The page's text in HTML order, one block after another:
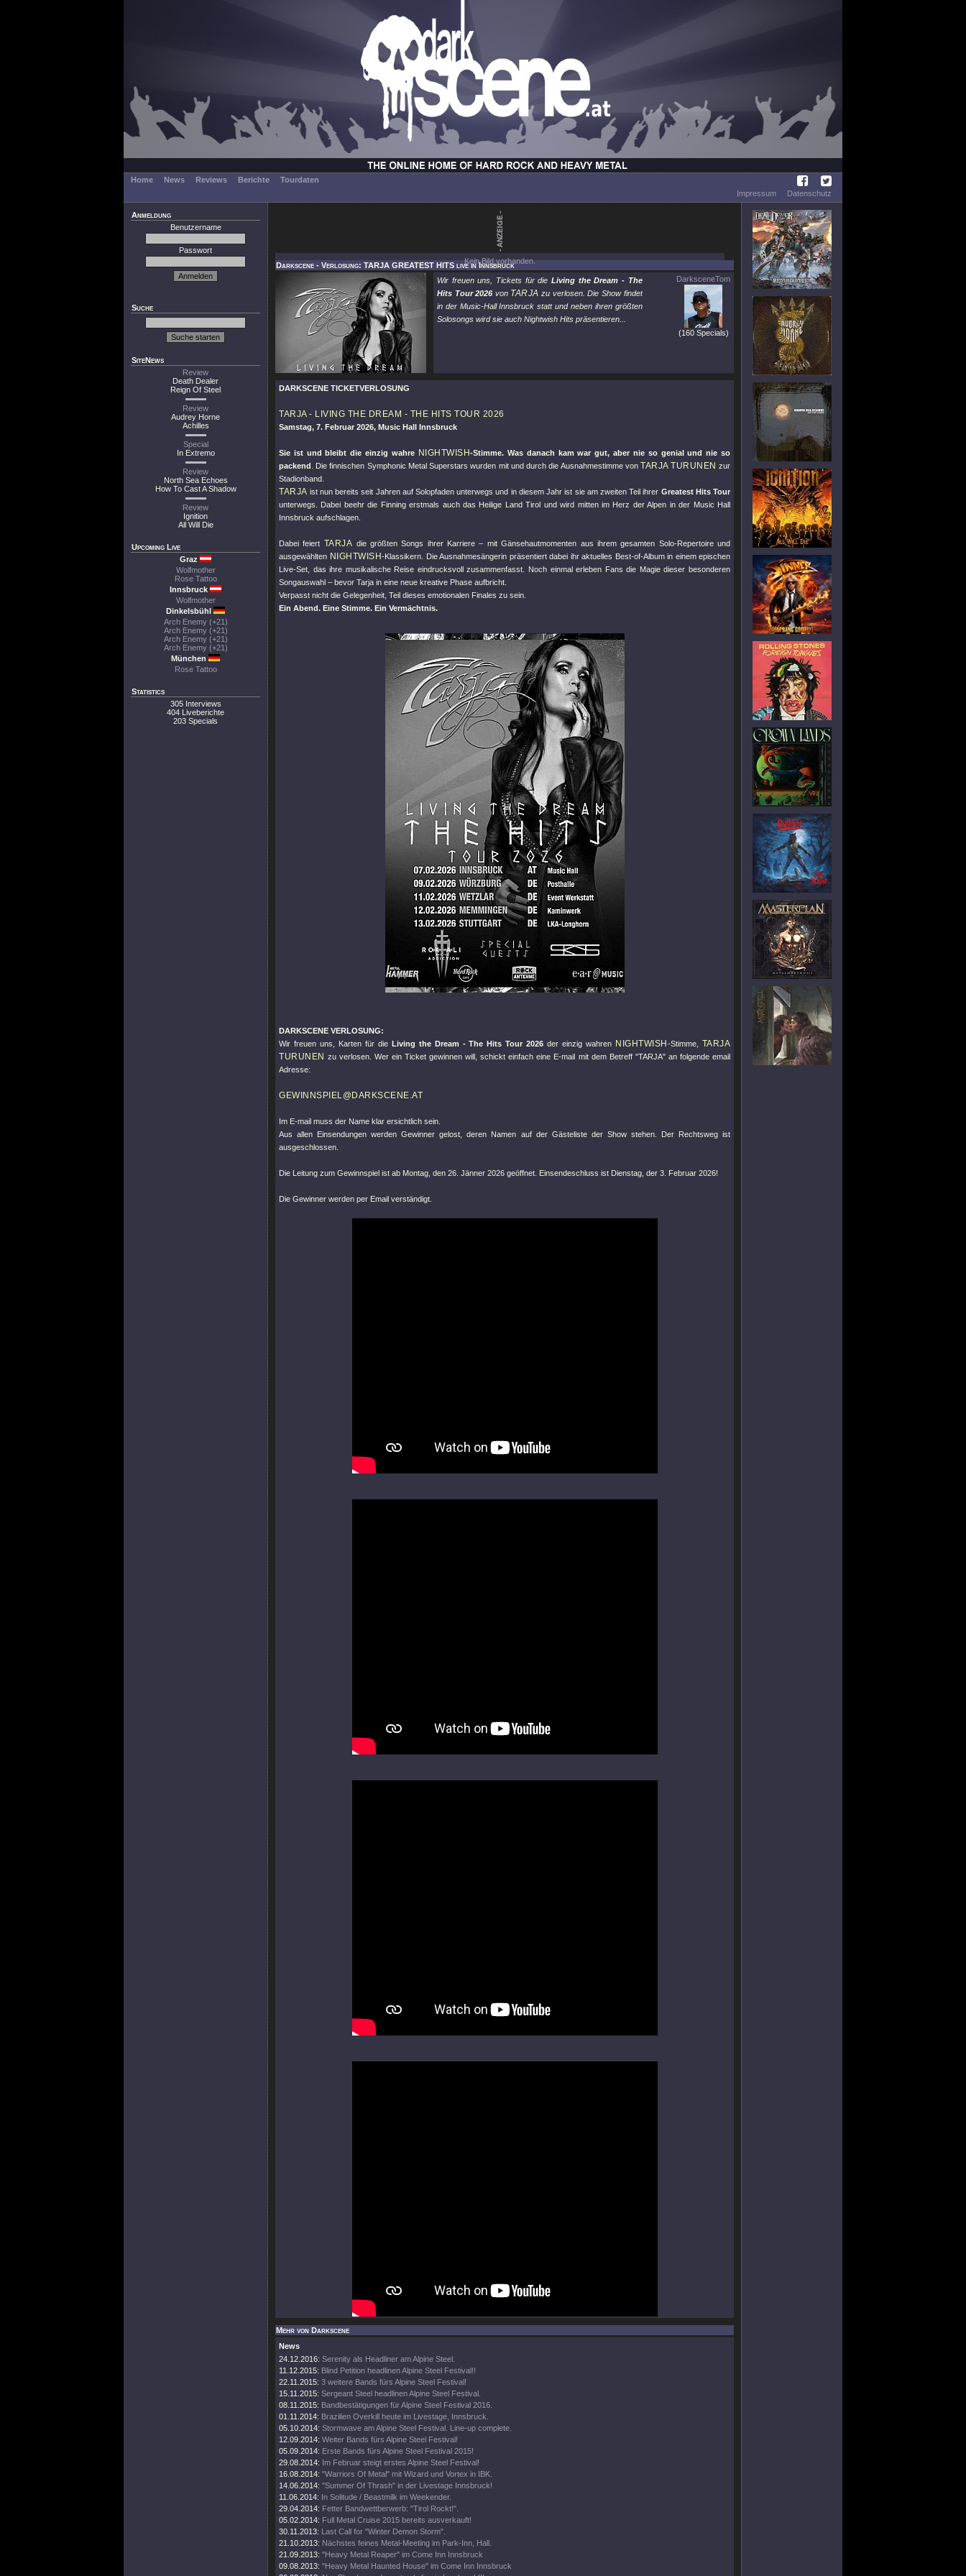
Home News Reviews Berichte
Tourdaten
Impressum
Datenschutz
Anmeldung
Benutzername
Passwort
Suche
SiteNews
Review
Death Dealer
Reign Of Steel
Review
Audrey Horne
Achilles
Special
In Extremo
Review
North Sea Echoes
How To Cast A Shadow
Review
Ignition
All Will Die
Upcoming Live
Graz
Wolfmother
Rose Tattoo
Innsbruck
Wolfmother
Dinkelsbühl
Arch Enemy (+21)
Arch Enemy (+21)
Arch Enemy (+21)
Arch Enemy (+21)
München
Rose Tattoo
Statistics
305 Interviews
404 Liveberichte
203 Specials
Kein Bild vorhanden.
Darkscene - Verlosung: TARJA GREATEST HITS live in Innsbruck
Wir freuen uns, Tickets für die Living the Dream - The
Hits Tour 2026 von TARJA zu verlosen. Die Show findet
in der Music-Hall Innsbruck statt und neben ihren größten
Solosongs wird sie auch Nightwish Hits präsentieren...
DarksceneTom
(160 Specials)
DARKSCENE TICKETVERLOSUNG
TARJA - LIVING THE DREAM - THE HITS TOUR 2026
Samstag, 7. Februar 2026, Music Hall Innsbruck
Sie ist und bleibt die einzig wahre NIGHTWISH-Stimme. Was danach kam war gut, aber nie so genial und nie so
packend . Die finnischen Symphonic Metal Superstars wurden mit und durch die Ausnahmestimme vonTARJA TURUNEN zur
Stadionband.
TARJA ist nun bereits seit Jahren auf Solopfaden unterwegs und in diesem Jahr ist sie am zweiten Teil ihrer Greatest Hits Tour
unterwegs. Dabei beehr die Finning erstmals auch das Heilige Land Tirol und wird mitten im Herz der Alpen in der Music Hall
Innsbruck aufschlagen.
Dabei feiert TARJA die größten Songs ihrer Karriere – mit Gänsehautmomenten aus ihrem gesamten Solo-Repertoire und
ausgewählten NIGHTWISH-Klassikern. Die Ausnahmesängerin präsentiert dabei ihr aktuelles Best-of-Album in einem epischen
Live-Set, das ihre musikalische Reise eindrucksvoll zusammenfasst. Noch einmal erleben Fans die Magie dieser besonderen
Songauswahl – bevor Tarja in eine neue kreative Phase aufbricht.
Verpasst nicht die Gelegenheit, Teil dieses emotionalen Finales zu sein.
Ein Abend. Eine Stimme. Ein Vermächtnis.
DARKSCENE VERLOSUNG:
Wir freuen uns, Karten für die Living the Dream - The Hits Tour 2026 der einzig wahren NIGHTWISH -Stimme, TARJA
TURUNEN zu verlosen. Wer ein Ticket gewinnen will, schickt einfach eine E-mail mit dem Betreff "TARJA" an folgende email
Adresse:
GEWINNSPIEL@DARKSCENE.AT
Im E-mail muss der Name klar ersichtlich sein.
Aus allen Einsendungen werden Gewinner gelost, deren Namen auf der Gästeliste der Show stehen. Der Rechtsweg ist
ausgeschlossen.
Die Leitung zum Gewinnspiel ist ab Montag, den 26. Jänner 2026 geöffnet. Einsendeschluss ist Dienstag, der 3. Februar 2026!
Die Gewinner werden per Email verständigt.
Mehr von Darkscene
News
24.12.2016: Serenity als Headliner am Alpine Steel.
11.12.2015: Blind Petition headlinen Alpine Steel Festival!!
22.11.2015: 3 weitere Bands fürs Alpine Steel Festival!
15.11.2015: Sergeant Steel headlinen Alpine Steel Festival.
08.11.2015: Bandbestätigungen für Alpine Steel Festival 2016.
01.11.2014: Brazilien Overkill heute im Livestage, Innsbruck.
05.10.2014: Stormwave am Alpine Steel Festival. Line-up complete.
12.09.2014: Weiter Bands fürs Alpine Steel Festival!
05.09.2014: Erste Bands fürs Alpine Steel Festival 2015!
29.08.2014: Im Februar steigt erstes Alpine Steel Festival!
16.08.2014: "Warriors Of Metal" mit Wizard und Vortex in IBK.
14.06.2014: "Summer Of Thrash" in der Livestage Innsbruck!
11.06.2014: In Solitude / Beastmilk im Weekender.
29.04.2014: Fetter Bandwettberwerb: "Tirol Rockt!".
05.02.2014: Full Metal Cruise 2015 bereits ausverkauft!
30.11.2013: Last Call for "Winter Demon Storm".
21.10.2013: Nächstes feines Metal-Meeting im Park-Inn, Hall.
21.09.2013: "Heavy Metal Reaper" im Come Inn Innsbruck
09.08.2013: "Heavy Metal Haunted House" im Come Inn Innsbruck